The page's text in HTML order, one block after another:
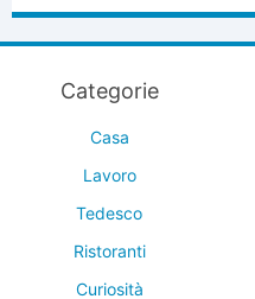
Categorie
Casa
Lavoro
Tedesco
Ristoranti
Curiosità